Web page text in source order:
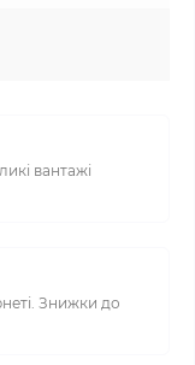
вантажі
Знижки до